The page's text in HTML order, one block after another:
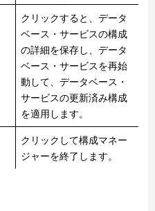
クリックすると、データ
ベース・サービスの構成
の詳細を保存し、データ
ベース・サービスを再始
動して、データベース・
サービスの更新済み構成
を適用します。
クリックして構成マネー
ジャーを終了します。